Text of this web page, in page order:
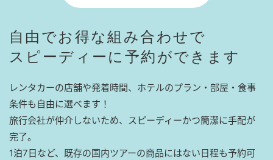
自由でお得な組み合わせで
スピーディーに予約ができます
レンタカーの店舗や発着時間、ホテルのプラン・部屋・食事
条件も自由に選べます！
旅行会社が仲介しないため、スピーディーかつ簡潔に手配が
完了。
1泊7日など、既存の国内ツアーの商品にはない日程も予約可